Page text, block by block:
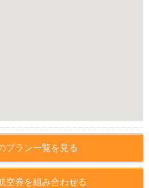
プラン一覧を見る
空券を組み合わせる